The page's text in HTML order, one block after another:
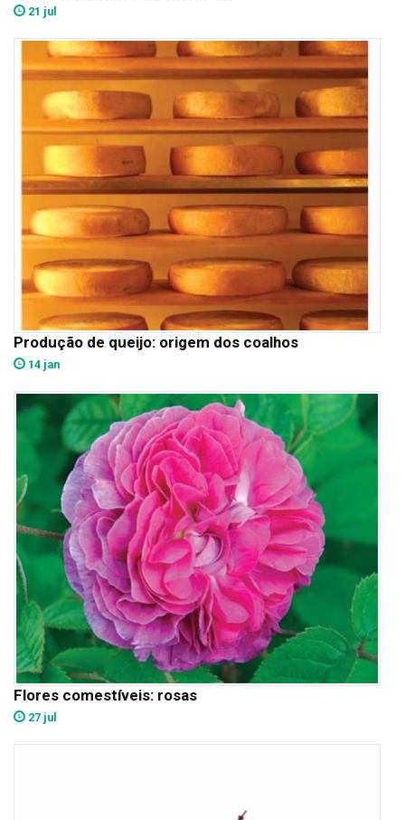
21 jul
Produção de queijo: origem dos coalhos
14 jan
Flores comestíveis: rosas
27 jul